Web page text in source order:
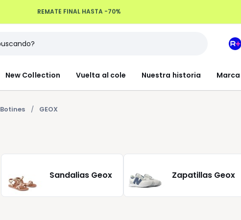
Devoluciones hasta 100 días
New Collection Vuelta al cole Nuestra historia
Mi
Botines GEOX
Sandalias Geox Zapatillas Geox